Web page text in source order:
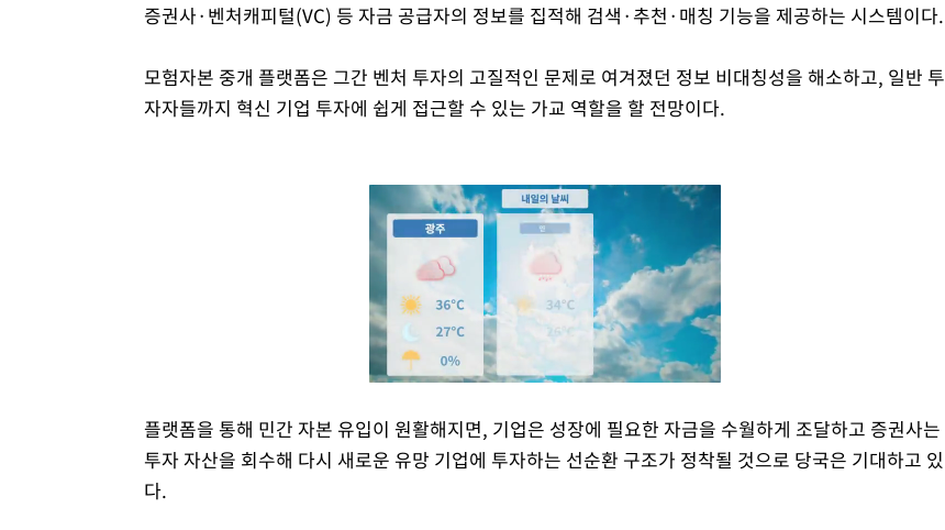
증권사·벤처캐피털(VC) 등 자금 공급자의 정보를 집적해 검색·추천·매칭 기능을 제공하는 시스템이다.
모험자본 중개 플랫폼은 그간 벤처 투자의 고질적인 문제로 여겨졌던 정보 비대칭성을 해소하고, 일반 투
자자들까지 혁신 기업 투자에 쉽게 접근할 수 있는 가교 역할을 할 전망이다.
Mute
플랫폼을 통해 민간 자본 유입이 원활해지면, 기업은 성장에 필요한 자금을 수월하게 조달하고 증권사는
투자 자산을 회수해 다시 새로운 유망 기업에 투자하는 선순환 구조가 정착될 것으로 당국은 기대하고 있
다.